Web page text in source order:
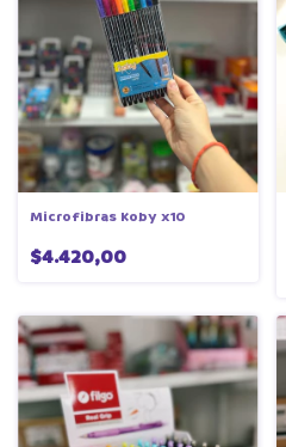
Microfibras Koby x10
$4.420,00